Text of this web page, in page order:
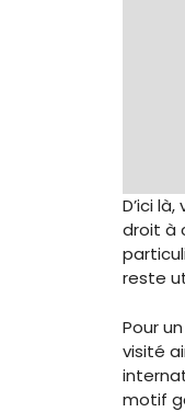
D’ici
droit à
reste
Pour
visité
motif